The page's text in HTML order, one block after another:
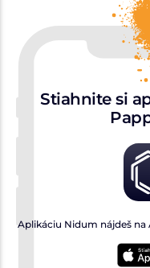
Stiahnite si
Aplikáciu Nidum nájdeš na